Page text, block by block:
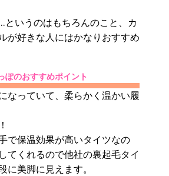
というのはもちろんのこと、カ
が好きな人にはかなりおすすめ
ぽのおすすめポイント
なっていて、柔らかく温かい履
で保温効果が高いタイツなの
てくれるので他社の裏起毛タイ
に美脚に見えます。